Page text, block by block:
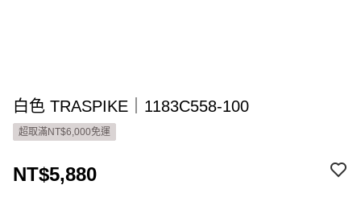
白色 TRASPIKE｜1183C558-100
超取滿NT$6,000免運
NT$5,880